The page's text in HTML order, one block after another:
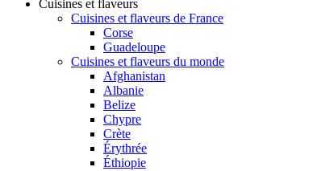
Cuisines et flaveurs
Cuisines et flaveurs de France
Corse
Guadeloupe
Cuisines et flaveurs du monde
Afghanistan
Albanie
Belize
Chypre
Crète
Érythrée
Éthiopie